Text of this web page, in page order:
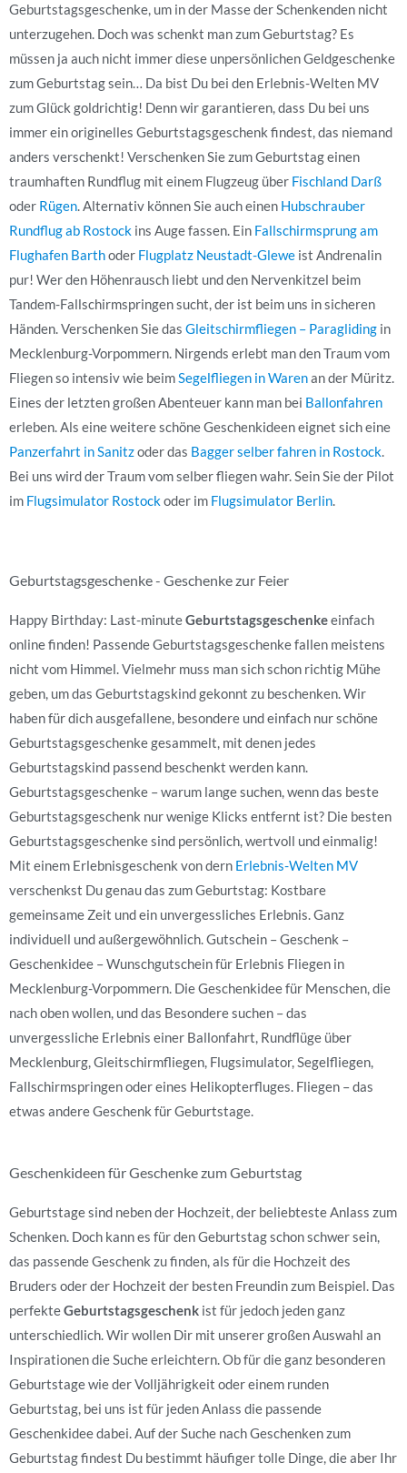
Geburtstagsgeschenke, um in der Masse der Schenkenden nicht
unterzugehen. Doch was schenkt man zum Geburtstag? Es
müssen ja auch nicht immer diese unpersönlichen Geldgeschenke
zum Geburtstag sein… Da bist Du bei den Erlebnis-Welten MV
zum Glück goldrichtig! Denn wir garantieren, dass Du bei uns
immer ein originelles Geburtstagsgeschenk findest, das niemand
anders verschenkt! Verschenken Sie zum Geburtstag einen
traumhaften Rundflug mit einem Flugzeug über Fischland Darß
oder Rügen. Alternativ können Sie auch einen Hubschrauber
Rundflug ab Rostock ins Auge fassen. Ein Fallschirmsprung am
Flughafen Barthoder Flugplatz Neustadt-Glewe ist Andrenalin
pur! Wer den Höhenrausch liebt und den Nervenkitzel beim
Tandem-Fallschirmspringen sucht, der ist beim uns in sicheren
Händen. Verschenken Sie das Gleitschirmfliegen – Paragliding in
Mecklenburg-Vorpommern. Nirgends erlebt man den Traum vom
Fliegen so intensiv wie beimSegelfliegen in Warenan der Müritz.
Eines der letzten großen Abenteuer kann man bei Ballonfahren
erleben. Als eine weitere schöne Geschenkideen eignet sich eine
Panzerfahrt in Sanitzoder das Bagger selber fahren in Rostock.
Bei uns wird der Traum vom selber fliegen wahr. Sein Sie der Pilot
im Flugsimulator Rostockoder im Flugsimulator Berlin.
Geburtstagsgeschenke - Geschenke zur Feier
Happy Birthday: Last-minuteGeburtstagsgeschenkeeinfach
online finden! Passende Geburtstagsgeschenke fallen meistens
nicht vom Himmel. Vielmehr muss man sich schon richtig Mühe
geben, um das Geburtstagskind gekonnt zu beschenken. Wir
haben für dich ausgefallene, besondere und einfach nur schöne
Geburtstagsgeschenke gesammelt, mit denen jedes
Geburtstagskind passend beschenkt werden kann.
Geburtstagsgeschenke – warum lange suchen, wenn das beste
Geburtstagsgeschenk nur wenige Klicks entfernt ist? Die besten
Geburtstagsgeschenke sind persönlich, wertvoll und einmalig!
Mit einem Erlebnisgeschenk von dern Erlebnis-Welten MV
verschenkst Du genau das zum Geburtstag: Kostbare
gemeinsame Zeit und ein unvergessliches Erlebnis. Ganz
individuell und außergewöhnlich. Gutschein – Geschenk –
Geschenkidee – Wunschgutschein für Erlebnis Fliegen in
Mecklenburg-Vorpommern. Die Geschenkidee für Menschen, die
nach oben wollen, und das Besondere suchen – das
unvergessliche Erlebnis einer Ballonfahrt, Rundflüge über
Mecklenburg, Gleitschirmfliegen, Flugsimulator, Segelfliegen,
Fallschirmspringen oder eines Helikopterfluges. Fliegen – das
etwas andere Geschenk für Geburtstage.
Geschenkideen für Geschenke zum Geburtstag
Geburtstage sind neben der Hochzeit, der beliebteste Anlass zum
Schenken. Doch kann es für den Geburtstag schon schwer sein,
das passende Geschenk zu finden, als für die Hochzeit des
Bruders oder der Hochzeit der besten Freundin zum Beispiel. Das
perfekteGeburtstagsgeschenk ist für jedoch jeden ganz
unterschiedlich. Wir wollen Dir mit unserer großen Auswahl an
Inspirationen die Suche erleichtern. Ob für die ganz besonderen
Geburtstage wie der Volljährigkeit oder einem runden
Geburtstag, bei uns ist für jeden Anlass die passende
Geschenkidee dabei. Auf der Suche nach Geschenken zum
Geburtstag findest Du bestimmt häufiger tolle Dinge, die aber Ihr